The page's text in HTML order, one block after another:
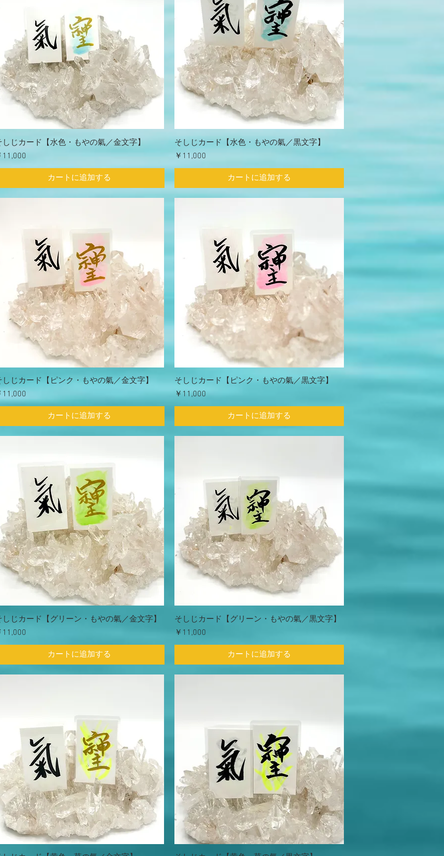
しじカード【水色・もやの氣／金文字】
格
11,000
カートに追加する
そしじカード【水色・もやの氣／黒文字】
価格
￥11,000
カートに追加する
しじカード【ピンク・もやの氣／金文字】
格
11,000
カートに追加する
そしじカード【ピンク・もやの氣／黒文字】
価格
￥11,000
カートに追加する
しじカード【グリーン・もやの氣／金文字】
格
11,000
カートに追加する
そしじカード【グリーン・もやの氣／黒文字】
価格
￥11,000
カートに追加する